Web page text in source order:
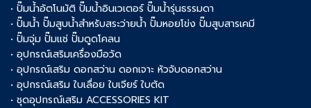
• ปั๊มน้ำอัตโนมัติ ปั๊มน้ำอินเวเตอร์ ปั๊มน้ำรุ่นธรรมดา
• ปั๊มน้ำ ปั๊มสูบน้ำสำหรับสระว่ายน้ำ ปั๊มหอยโข่ง ปั๊มสูบสารเคมี
• ปั๊มจุ่ม ปั๊มแช่ ปั๊มดูดโคลน
• อุปกรณ์เสริมเครื่องมือวัด
• อุปกรณ์เสริม ดอกสว่าน ดอกเจาะ หัวจับดอกสว่าน
• อุปกรณ์เสริม ใบเลื่อย ใบเจียร์ ใบตัด
• ชุดอุปกรณ์เสริม ACCESSORIES KIT